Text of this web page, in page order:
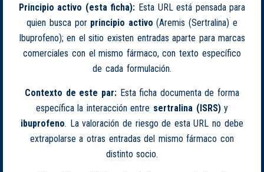
Principio activo (esta ficha): Esta URL está pensada para
quien busca por principio activo (Aremis (Sertralina) e
Ibuprofeno); en el sitio existen entradas aparte para marcas
comerciales con el mismo fármaco, con texto específico
de cada formulación.
Contexto de este par:Esta ficha documenta de forma
específica la interacción entre sertralina (ISRS)y
ibuprofeno. La valoración de riesgo de esta URL no debe
extrapolarse a otras entradas del mismo fármaco con
distinto socio.